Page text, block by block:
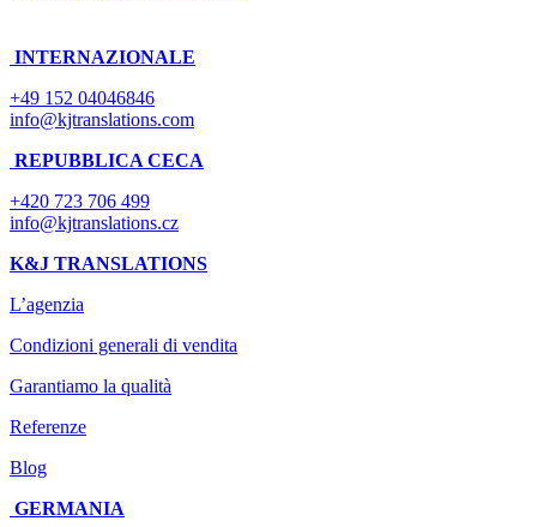
INTERNAZIONALE
+49 152 04046846
info@kjtranslations.com
REPUBBLICA CECA
+420 723 706 499
info@kjtranslations.cz
K&J TRANSLATIONS
L’agenzia
Condizioni generali di vendita
Garantiamo la qualità
Referenze
Blog
GERMANIA